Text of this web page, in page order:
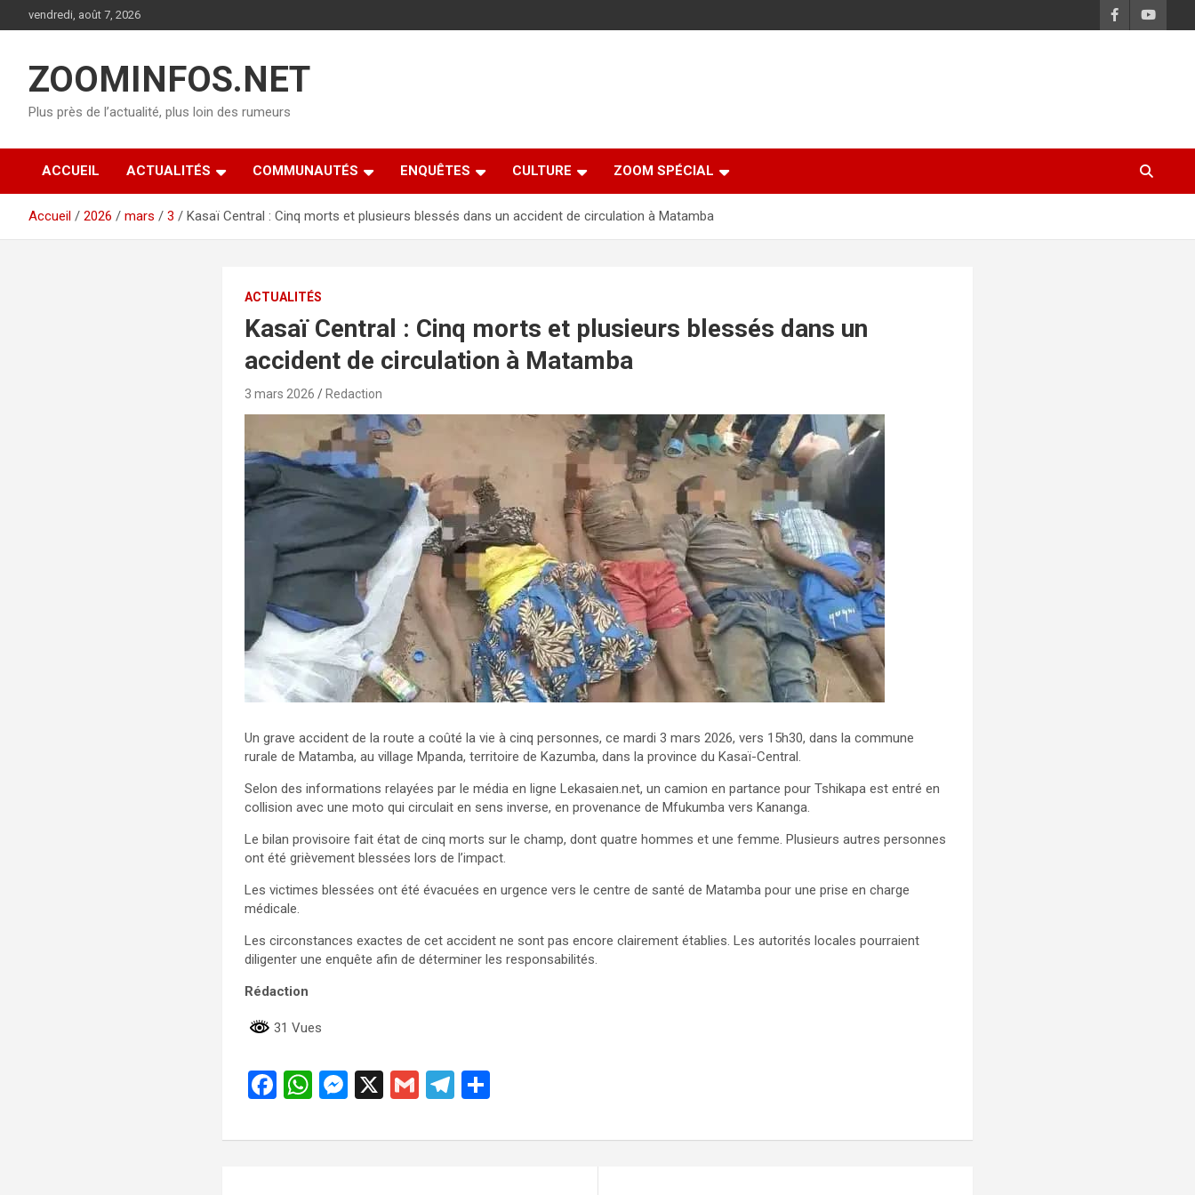
au
vendredi, août 7, 2026
ZOOMINFOS.NET
Plus près de l’actualité, plus loin des rumeurs
ACCUEIL ACTUALITÉS COMMUNAUTÉS ENQUÊTES CULTURE ZOOM SPÉCIAL
Accueil 2026 mars 3 Kasaï Central : Cinq morts et plusieurs blessés dans un accident de circulation à Matamba
ACTUALITÉS
Kasaï Central : Cinq morts et plusieurs blessés dans un
accident de circulation à Matamba
3 mars 2026 Redaction
Un grave accident de la route a coûté la vie à cinq personnes, ce mardi 3 mars 2026, vers 15h30, dans la commune
rurale de Matamba, au village Mpanda, territoire de Kazumba, dans la province du Kasaï-Central.
Selon des informations relayées par le média en ligne Lekasaien.net, un camion en partance pour Tshikapa est entré en
collision avec une moto qui circulait en sens inverse, en provenance de Mfukumba vers Kananga.
Le bilan provisoire fait état de cinq morts sur le champ, dont quatre hommes et une femme. Plusieurs autres personnes
ont été grièvement blessées lors de l’impact.
Les victimes blessées ont été évacuées en urgence vers le centre de santé de Matamba pour une prise en charge
médicale.
Les circonstances exactes de cet accident ne sont pas encore clairement établies. Les autorités locales pourraient
diligenter une enquête afin de déterminer les responsabilités.
Rédaction
31 Vues
F
ce
W
at
M
se
X
G
ail
T
e
ta